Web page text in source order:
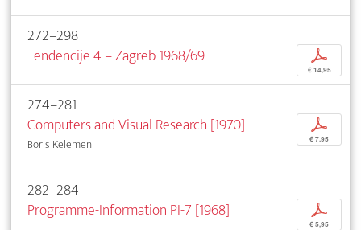
272–298
Tendencije 4 – Zagreb 1968/69
p
€ 14,95
274–281
Computers and Visual Research [1970]
Boris Kelemen
p
€ 7,95
282–284
Programme-Information PI-7 [1968]
p
€ 5,95